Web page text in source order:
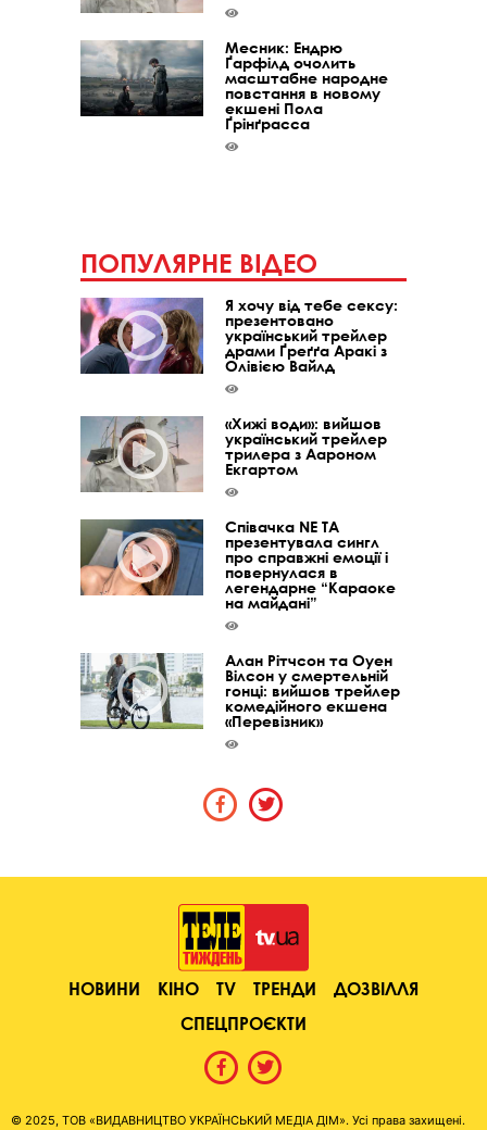
Месник: Ендрю
Ґарфілд очолить
масштабне народне
повстання в новому
екшені Пола
Ґрінґрасса
ПОПУЛЯРНЕ ВІДЕО
Я хочу від тебе сексу:
презентовано
український трейлер
драми Ґреґґа Аракі з
Олівією Вайлд
«Хижі води»: вийшов
український трейлер
трилера з Аароном
Екгартом
Співачка NE TA
презентувала сингл
про справжні емоції і
повернулася в
легендарне “Караоке
на майдані”
Алан Рітчсон та Оуен
Вілсон у смертельній
гонці: вийшов трейлер
комедійного екшена
«Перевізник»
НОВИНИ КІНО TV ТРЕНДИ
ДОЗВІЛЛЯ
СПЕЦПРОЄКТИ
© 2025, ТОВ «ВИДАВНИЦТВО УКРАЇНСЬКИЙ МЕДІА ДІМ». Усі права захищені.